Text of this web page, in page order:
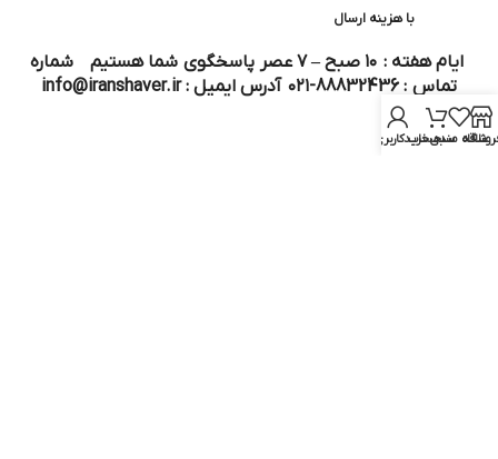
با هزینه ارسال
ایام هفته : ۱۰ صبح – ۷ عصر پاسخگوی شما هستیم شماره
تماس : 88832436-۰۲۱ آدرس ایمیل : info@iranshaver.ir
علاقه مندیسبد خرید
حساب کاربری من